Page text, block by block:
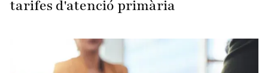
tarifes d'atenció primària